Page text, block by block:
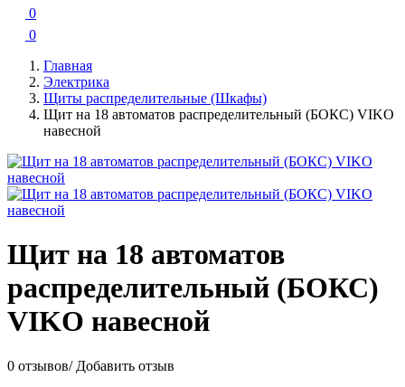
0
0
Главная
Электрика
Щиты распределительные (Шкафы)
Щит на 18 автоматов распределительный (БОКС) VIKO
навесной
Щит на 18 автоматов
распределительный (БОКС)
VIKO навесной
0 отзывов/ Добавить отзыв